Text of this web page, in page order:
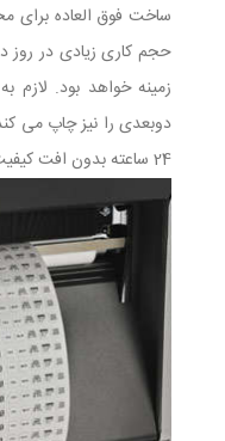
ساخت فوق العاده برای
زمینه خواهد بود.
دوبعدی را نیز چاپ می
24 ساعته بدون افت کیفیت قابل استفاده است.